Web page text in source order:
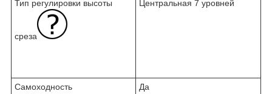
Тип регулировки высоты
среза
Центральная 7 уровней
Самоходность
Да